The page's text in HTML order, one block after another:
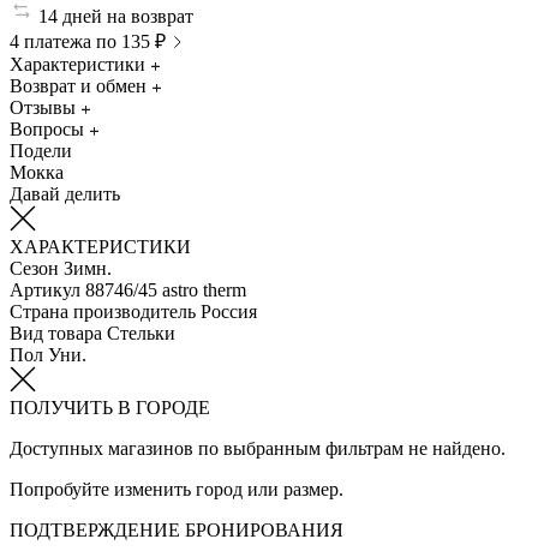
14 дней на возврат
4 платежа по 135 ₽
Характеристики
Возврат и обмен
Отзывы
Вопросы
Подели
Мокка
Давай делить
ХАРАКТЕРИСТИКИ
Сезон Зимн.
Артикул 88746/45 astro therm
Страна производитель Россия
Вид товара Стельки
Пол Уни.
ПОЛУЧИТЬ В ГОРОДЕ
Доступных магазинов по выбранным фильтрам не найдено.
Попробуйте изменить город или размер.
ПОДТВЕРЖДЕНИЕ БРОНИРОВАНИЯ